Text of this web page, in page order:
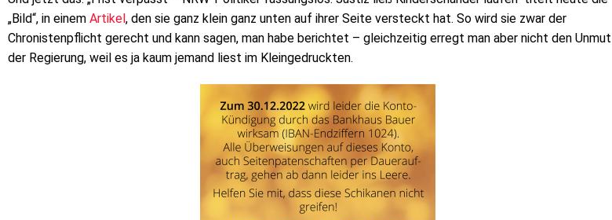
„Bild“, in einem Artikel, den sie ganz klein ganz unten auf ihrer Seite versteckt hat. So wird sie zwar der
Chronistenpflicht gerecht und kann sagen, man habe berichtet – gleichzeitig erregt man aber nicht den Unmut
der Regierung, weil es ja kaum jemand liest im Kleingedruckten.